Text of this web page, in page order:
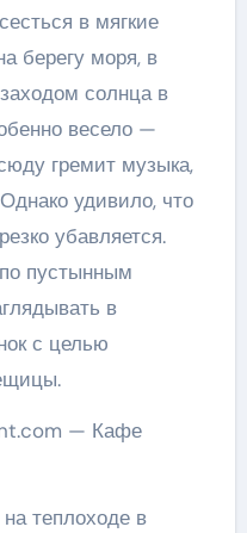
в мягкие
берегу моря, в
солнца в
весело —
гремит музыка,
удивило, что
убавляется.
пустынным
в
с целью
— Кафе
теплоходе в